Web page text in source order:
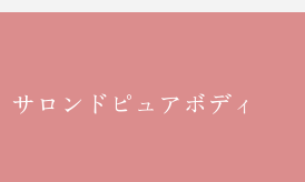
サロンドピュアボディ